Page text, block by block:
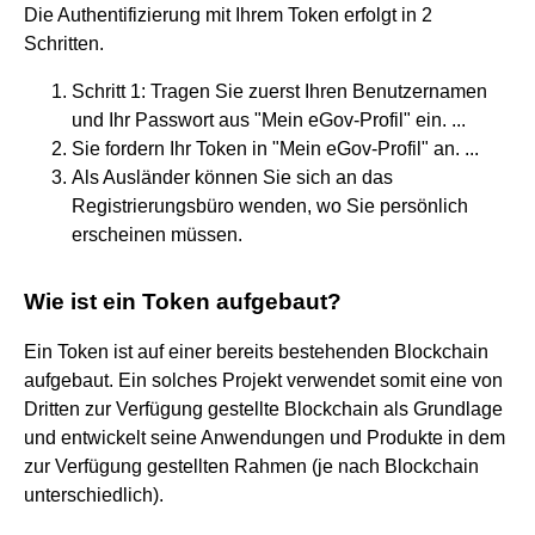
Die Authentifizierung mit Ihrem Token erfolgt in 2
Schritten.
Schritt 1: Tragen Sie zuerst Ihren Benutzernamen
und Ihr Passwort aus "Mein eGov-Profil" ein. ...
Sie fordern Ihr Token in "Mein eGov-Profil" an. ...
Als Ausländer können Sie sich an das
Registrierungsbüro wenden, wo Sie persönlich
erscheinen müssen.
Wie ist ein Token aufgebaut?
Ein Token ist auf einer bereits bestehenden Blockchain
aufgebaut. Ein solches Projekt verwendet somit eine von
Dritten zur Verfügung gestellte Blockchain als Grundlage
und entwickelt seine Anwendungen und Produkte in dem
zur Verfügung gestellten Rahmen (je nach Blockchain
unterschiedlich).